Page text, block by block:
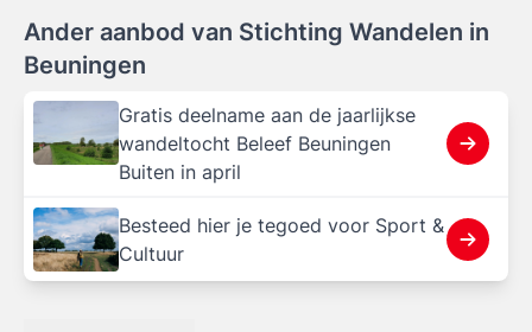
Ander aanbod van Stichting Wandelen in
Beuningen
Gratis deelname aan de jaarlijkse
wandeltocht Beleef Beuningen
Buiten in april
Besteed hier je tegoed voor Sport &
Cultuur